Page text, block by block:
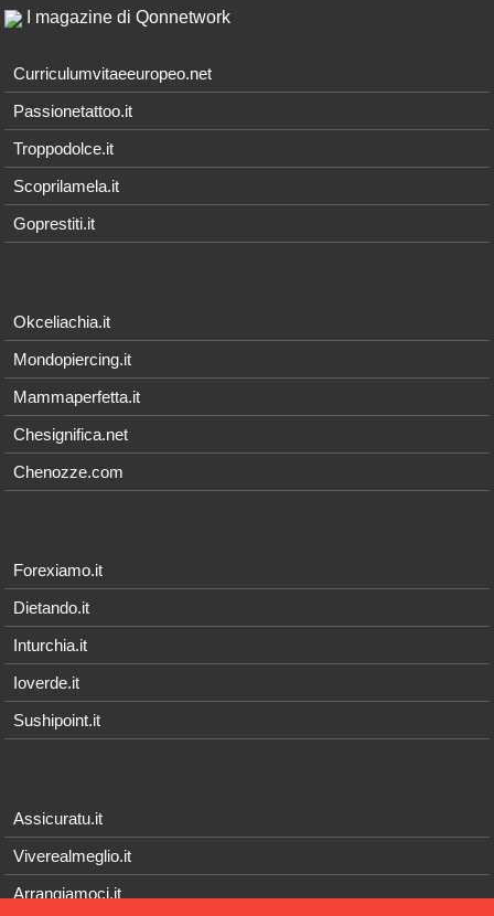
I magazine di Qonnetwork
Curriculumvitaeeuropeo.net
Passionetattoo.it
Troppodolce.it
Scoprilamela.it
Goprestiti.it
Okceliachia.it
Mondopiercing.it
Mammaperfetta.it
Chesignifica.net
Chenozze.com
Forexiamo.it
Dietando.it
Inturchia.it
Ioverde.it
Sushipoint.it
Assicuratu.it
Viverealmeglio.it
Arrangiamoci.it